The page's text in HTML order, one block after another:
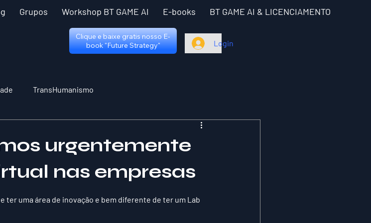
Grupos Workshop BT GAME AI E-books BT GAME AI & LICENCIAMENTO
Clique e baixe gratis nosso E-
book "Future Strategy"
Login
TransHumanismo
urgentemente
nas empresas
ter uma área de inovação e bem diferente de ter um Lab